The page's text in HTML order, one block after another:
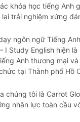
khóa học tiếng Anh
trải nghiệm xứng
ngôn ngữ Tiếng
I Study English hiện
Anh thương mại
tại Thành phố Hồ
chúng tôi là Carrot
nhân lực toàn cầu